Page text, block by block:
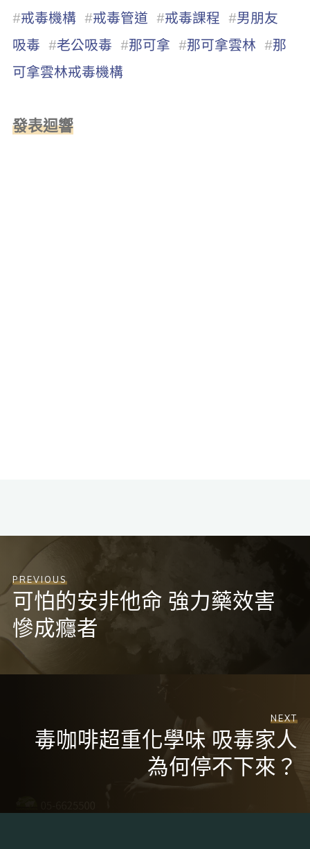
#戒毒機構 #戒毒管道 #戒毒課程 #男朋友
吸毒 #老公吸毒 #那可拿 #那可拿雲林 #那
可拿雲林戒毒機構
發表迴響
PREVIOUS
可怕的安非他命 強力藥效害
慘成癮者
NEXT
毒咖啡超重化學味 吸毒家人
為何停不下來？